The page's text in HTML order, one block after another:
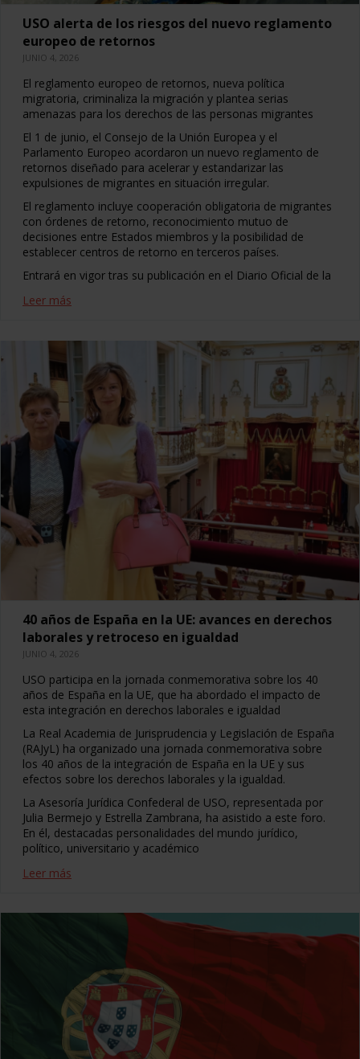
USO alerta de los riesgos del nuevo reglamento
europeo de retornos
JUNIO 4, 2026
El reglamento europeo de retornos, nueva política
migratoria, criminaliza la migración y plantea serias
amenazas para los derechos de las personas migrantes
El 1 de junio, el Consejo de la Unión Europea y el
Parlamento Europeo acordaron un nuevo reglamento de
retornos diseñado para acelerar y estandarizar las
expulsiones de migrantes en situación irregular.
El reglamento incluye cooperación obligatoria de migrantes
con órdenes de retorno, reconocimiento mutuo de
decisiones entre Estados miembros y la posibilidad de
establecer centros de retorno en terceros países.
Entrará en vigor tras su publicación en el Diario Oficial de la
Leer más
40 años de España en la UE: avances en derechos
laborales y retroceso en igualdad
JUNIO 4, 2026
USO participa en la jornada conmemorativa sobre los 40
años de España en la UE, que ha abordado el impacto de
esta integración en derechos laborales e igualdad
La Real Academia de Jurisprudencia y Legislación de España
(RAJyL) ha organizado una jornada conmemorativa sobre
los 40 años de la integración de España en la UE y sus
efectos sobre los derechos laborales y la igualdad.
La Asesoría Jurídica Confederal de USO, representada por
Julia Bermejo y Estrella Zambrana, ha asistido a este foro.
En él, destacadas personalidades del mundo jurídico,
político, universitario y académico
Leer más